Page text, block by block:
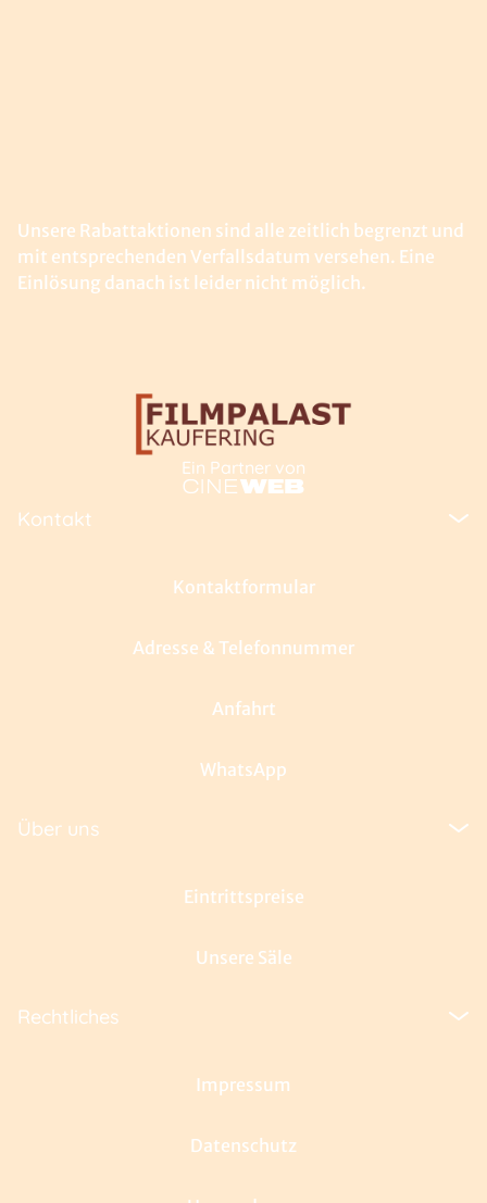
Unsere Rabattaktionen sind alle zeitlich begrenzt und
mit entsprechenden Verfallsdatum versehen. Eine
Einlösung danach ist leider nicht möglich.
Ein Partner von
Kontakt
Kontaktformular
Adresse & Telefonnummer
Anfahrt
WhatsApp
Über uns
Eintrittspreise
Unsere Säle
Rechtliches
Impressum
Datenschutz